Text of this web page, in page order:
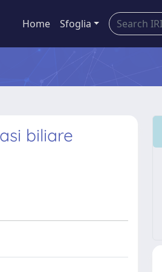
Home Sfoglia
biliare